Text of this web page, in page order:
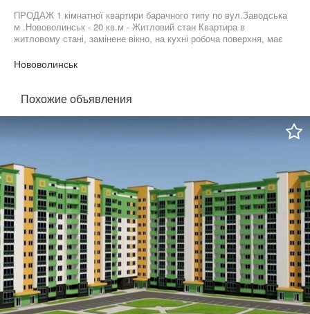
ПРОДАЖ 1 кімнатної квартири барачного типу по вул.Заводська
м .Нововолинськ ⁃ 20 кв.м ⁃ Житловий стан Квартира в
житловому стані, замінене вікно, на кухні робоча поверхня, має
можна переобладнати у санвузол. Також до квартири належить
Нововолинськ
Похожие объявления